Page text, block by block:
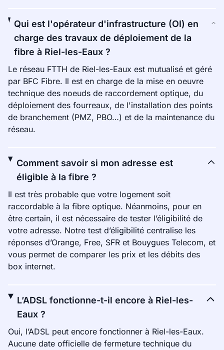
Qui est l'opérateur d'infrastructure (OI) en
charge des travaux de déploiement de la
fibre à Riel-les-Eaux ?
Le réseau FTTH de Riel-les-Eaux est mutualisé et géré
par BFC Fibre. Il est en charge de la mise en oeuvre
technique des noeuds de raccordement optique, du
déploiement des fourreaux, de l'installation des points
de branchement (PMZ, PBO…) et de la maintenance du
réseau.
Comment savoir si mon adresse est
éligible à la fibre ?
Il est très probable que votre logement soit
raccordable à la fibre optique. Néanmoins, pour en
être certain, il est nécessaire de tester l’éligibilité de
votre adresse. Notre test d’éligibilité centralise les
réponses d’Orange, Free, SFR et Bouygues Telecom, et
vous permet de comparer les prix et les débits des
box internet.
L’ADSL fonctionne-t-il encore à Riel-les-
Eaux ?
Oui, l’ADSL peut encore fonctionner à Riel-les-Eaux.
Aucune date officielle de fermeture technique du